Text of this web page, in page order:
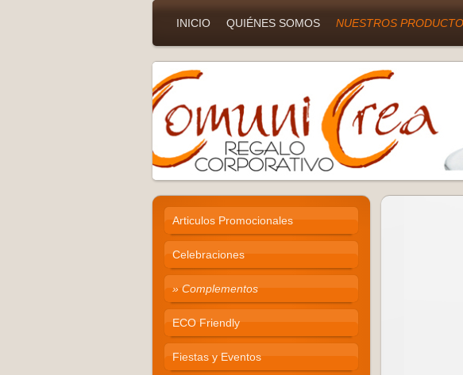
INICIO QUIÉNES SOMOS NUESTROS
Articulos Promocionales
Celebraciones
Complementos
ECO Friendly
Fiestas y Eventos